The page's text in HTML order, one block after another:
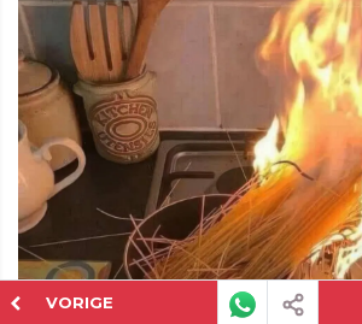
VORIGE